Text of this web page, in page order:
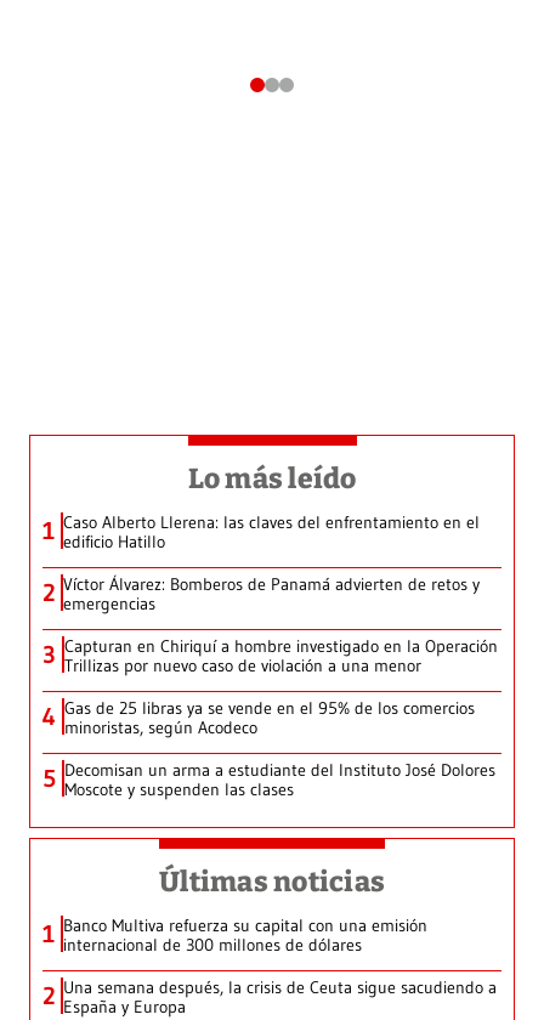
Lo más leído
1 Caso Alberto Llerena: las claves del enfrentamiento en el
edificio Hatillo
2 Víctor Álvarez: Bomberos de Panamá advierten de retos y
emergencias
3 Capturan en Chiriquí a hombre investigado en la Operación
Trillizas por nuevo caso de violación a una menor
4 Gas de 25 libras ya se vende en el 95% de los comercios
minoristas, según Acodeco
5 Decomisan un arma a estudiante del Instituto José Dolores
Moscote y suspenden las clases
Últimas noticias
1 Banco Multiva refuerza su capital con una emisión
internacional de 300 millones de dólares
2 Una semana después, la crisis de Ceuta sigue sacudiendo a
España y Europa